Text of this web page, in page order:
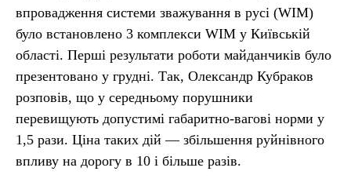
впровадження системи зважування в русі (WIM)
було встановлено 3 комплекси WIM у Київській
області. Перші результати роботи майданчиків було
презентовано у грудні. Так, Олександр Кубраков
розповів, що у середньому порушники
перевищують допустимі габаритно-вагові норми у
1,5 рази. Ціна таких дій — збільшення руйнівного
впливу на дорогу в 10 і більше разів.